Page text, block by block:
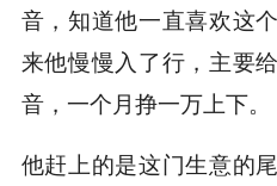
音，知道他一直喜欢这
来他慢慢入了行，主要
音，一个月挣一万上下。
他赶上的是这门生意的